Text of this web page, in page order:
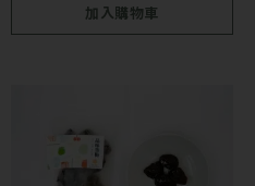
加入購物車